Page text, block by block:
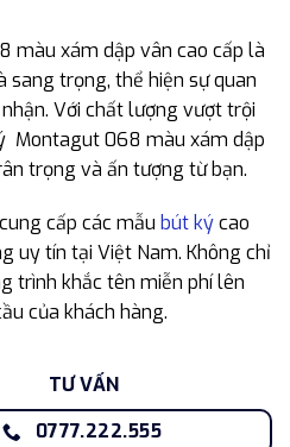
màu xám dập vân cao cấp là
sang trọng, thể hiện sự quan
Với chất lượng vượt trội
Montagut 068 màu xám dập
trọng và ấn tượng từ bạn.
cấp các mẫu bút kýcao
uy tín tại Việt Nam. Không chỉ
trình khắc tên miễn phí lên
của khách hàng.
TƯ VẤN
0777.222.555